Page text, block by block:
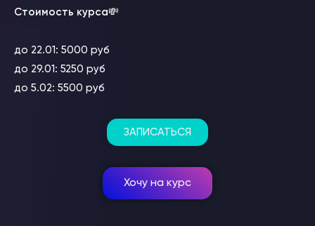
Стоимость курса💸
до 22.01: 5000 руб
до 29.01: 5250 руб
до 5.02: 5500 руб
ЗАПИСАТЬСЯ
Хочу на курс